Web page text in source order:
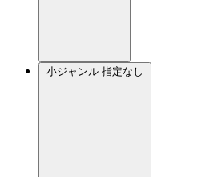
小ジャンル 指定なし